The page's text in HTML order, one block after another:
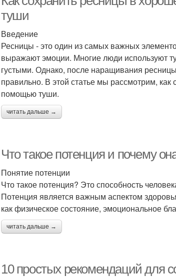
туши
Введение
Ресницы - это один из самых важных
выражают эмоции. Многие люди используют
густыми. Однако, после наращивания
правильно. В этой статье мы рассмотрим,
помощью туши.
читать дальше →
Что такое потенция и почему
Понятие потенции
Что такое потенция? Это способность
Потенция является важным аспектом
как физическое состояние, эмоциональное
читать дальше →
10 простых рекомендаций для